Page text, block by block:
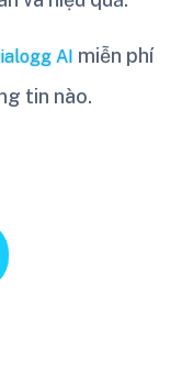
AI miễn phí
tin nào.